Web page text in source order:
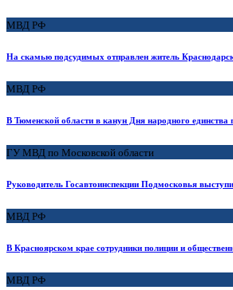
МВД РФ
На скамью подсудимых отправлен житель
МВД РФ
В Тюменской области в канун Дня народного единства
ГУ МВД по Московской области
Руководитель Госавтоинспекции Подмосковья
МВД РФ
В Красноярском крае сотрудники полиции и
МВД РФ